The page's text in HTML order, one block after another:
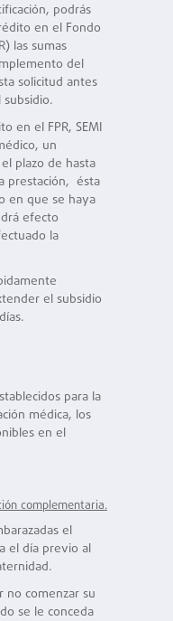
podrás
en el Fondo
las sumas
del
solicitud antes
en el FPR, SEMI
un
plazo de hasta
prestación, ésta
en que se haya
efecto
la
el subsidio
para la
médica, los
en el
complementaria.
el
el día previo al
no comenzar su
se le conceda